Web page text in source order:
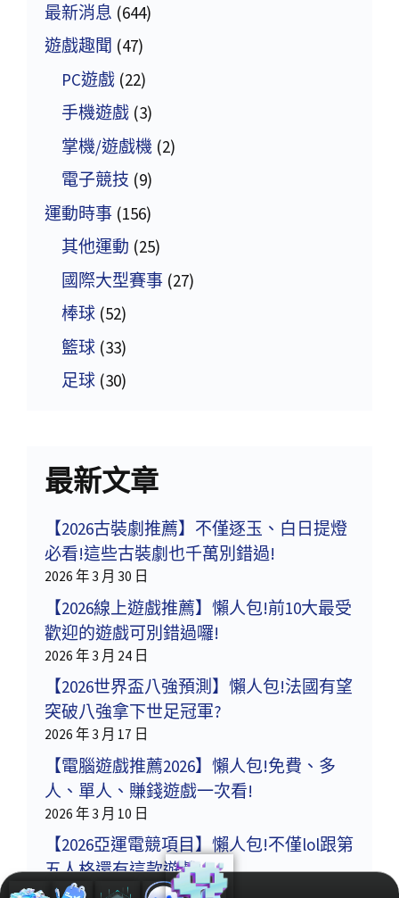
最新消息 (644)
遊戲趣聞 (47)
PC遊戲 (22)
手機遊戲 (3)
掌機/遊戲機 (2)
電子競技 (9)
運動時事 (156)
其他運動 (25)
國際大型賽事 (27)
棒球 (52)
籃球 (33)
足球 (30)
最新文章
【2026古裝劇推薦】不僅逐玉、白日提燈
必看!這些古裝劇也千萬別錯過!
2026 年 3 月 30 日
【2026線上遊戲推薦】懶人包!前10大最受
歡迎的遊戲可別錯過囉!
2026 年 3 月 24 日
【2026世界盃八強預測】懶人包!法國有望
突破八強拿下世足冠軍?
2026 年 3 月 17 日
【電腦遊戲推薦2026】懶人包!免費、多
人、單人、賺錢遊戲一次看!
2026 年 3 月 10 日
【2026亞運電競項目】懶人包!不僅lol跟第
五人格還有這款遊戲!
2026 年 3 月 3 日